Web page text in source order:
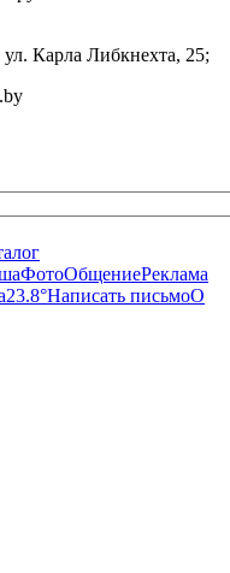
ул. Карла Либкнехта, 25;
ФотоОбщениеРеклама
23.8°Написать письмоО